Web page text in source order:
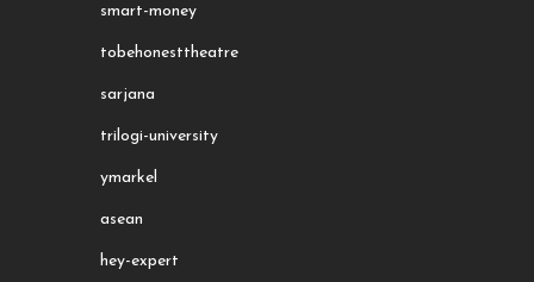
smart-money
tobehonesttheatre
sarjana
trilogi-university
ymarkel
asean
hey-expert